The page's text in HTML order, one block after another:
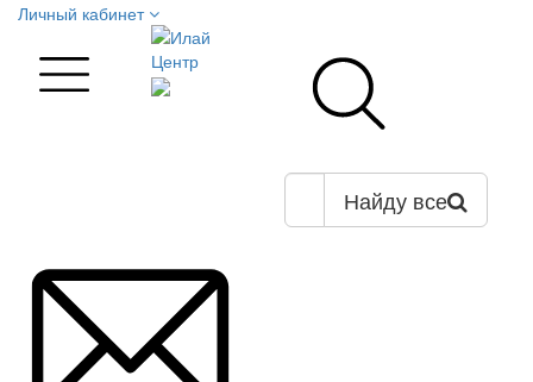
Личный кабинет
Найду все